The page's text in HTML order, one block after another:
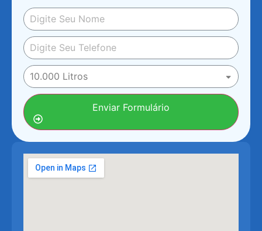
Enviar Formulário